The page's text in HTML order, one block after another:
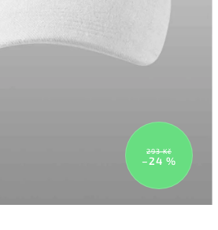
293 Kč
–24 %